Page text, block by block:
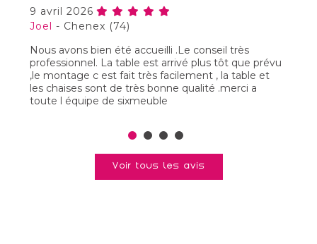
9 avril 2026
Joel - Chenex (74)
Nous avons bien été accueilli .Le conseil très
professionnel. La table est arrivé plus tôt que prévu
,le montage c est fait très facilement , la table et
les chaises sont de très bonne qualité .merci a
toute l équipe de sixmeuble
Voir tous les avis